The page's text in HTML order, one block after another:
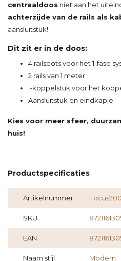
centraaldoos niet aan het
achterzijde van de rails als
aansluitstuk!
Dit zit er in de doos:
4 railspots voor het 1-fase
2 rails van 1 meter
I-koppelstuk voor het
Aansluitstuk en eindkapje
Kies voor meer sfeer,
huis!
Productspecificaties
Artikelnummer
SKU
EAN
Naam stijl Modern